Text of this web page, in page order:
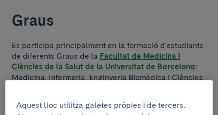
Graus
Es participa principalment en la formació d'estudiants
de diferents Graus de la Facultat de Medicina i
Ciències de la Salut de la Universitat de Barcelona:
Medicina, Infermeria, Enginyeria Biomèdica i Ciències
Aquest lloc utilitza galetes pròpies i de tercers.